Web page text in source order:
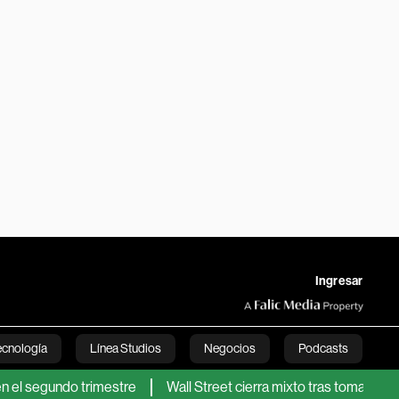
Ingresar
Línea Studios Negocios Podcasts
English
trimestre Wall Street cierra mixto tras toma de utilidades